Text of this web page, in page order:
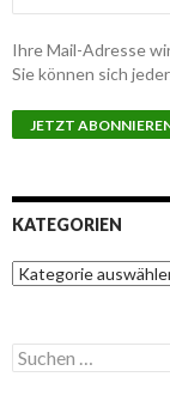
Ihre Mail-Adresse
Sie können sich
KATEGORIEN
K
a
g
o
S
u